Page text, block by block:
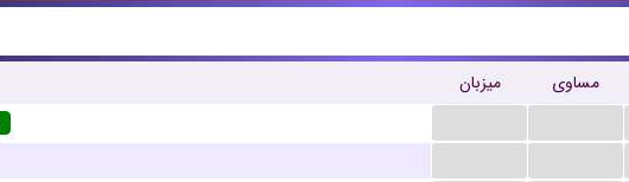
میزبان مساوی